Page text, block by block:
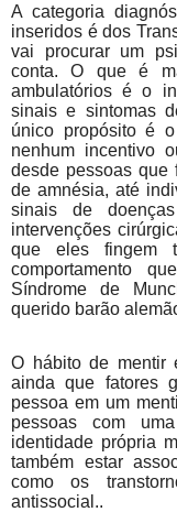
A categoria
inseridos é dos
vai procurar um
conta. O que é
ambulatórios é o
sinais e sintomas
único propósito é
nenhum incentivo
desde pessoas que
de amnésia, até
sinais de
intervenções
que eles fingem
comportamento
Síndrome de
querido barão
O hábito de mentir
ainda que fatores
pessoa em um
pessoas com
identidade própria
também estar
como os
antissocial..